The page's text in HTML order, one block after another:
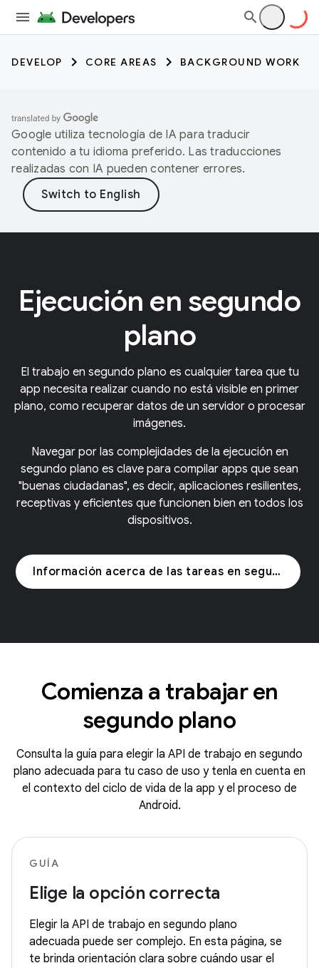
DEVELOP CORE AREAS BACKGROUND WORK
Google utiliza tecnología de IA para traducir
contenido a tu idioma preferido. Las traducciones
realizadas con IA pueden contener errores.
Ejecución en segundo
plano
El trabajo en segundo plano es cualquier tarea que tu
app necesita realizar cuando no está visible en primer
plano, como recuperar datos de un servidor o procesar
imágenes.
Navegar por las complejidades de la ejecución en
segundo plano es clave para compilar apps que sean
"buenas ciudadanas", es decir, aplicaciones resilientes,
receptivas y eficientes que funcionen bien en todos los
dispositivos.
Información acerca de las tareas en segundo plano
Comienza a trabajar en
segundo plano
Consulta la guía para elegir la API de trabajo en segundo
plano adecuada para tu caso de uso y tenla en cuenta en
el contexto del ciclo de vida de la app y el proceso de
Android.
GUÍA
Elige la opción correcta
Elegir la API de trabajo en segundo plano
adecuada puede ser complejo. En esta página, se
te brinda orientación clara sobre cuándo usar el